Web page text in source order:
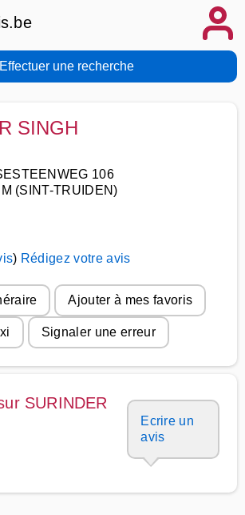
Effectuer une recherche
SINGH
106
(SINT-TRUIDEN)
) Rédigez votre avis
Ajouter à mes favoris
Signaler une erreur
SURINDER
Ecrire un
avis